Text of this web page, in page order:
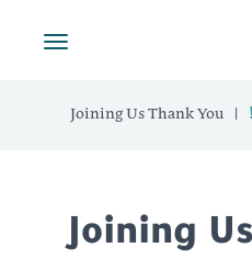
Toggle
Joining Us Thank You
Joining